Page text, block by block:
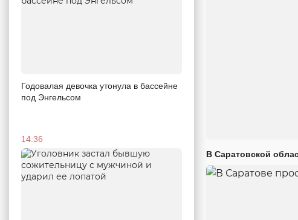
Годовалая девочка утонула в бассейне
под Энгельсом
14:36
В Саратовской